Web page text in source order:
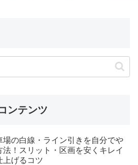
ンテンツ
場の白線・ライン引きを自分でや
法！スリット・区画を安くキレイ
上げるコツ